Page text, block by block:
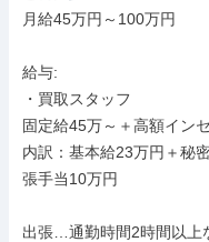
月給45万円～100万円
給与:
・買取スタッフ
固定給45万～＋高額イン
内訳：基本給23万円＋秘
張手当10万円
出張…通勤時間2時間以上